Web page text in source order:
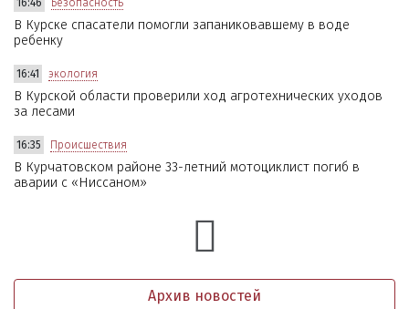
16:46 Безопасность
В Курске спасатели помогли запаниковавшему в воде
ребенку
16:41 экология
В Курской области проверили ход агротехнических уходов
за лесами
16:35 Происшествия
В Курчатовском районе 33-летний мотоциклист погиб в
аварии с «Ниссаном»
Архив новостей